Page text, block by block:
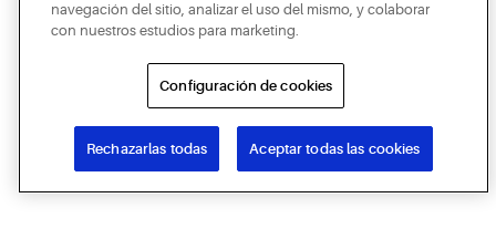
navegación del sitio, analizar el uso del mismo, y colaborar
con nuestros estudios para marketing.
Configuración de cookies
Rechazarlas todas Aceptar todas las cookies